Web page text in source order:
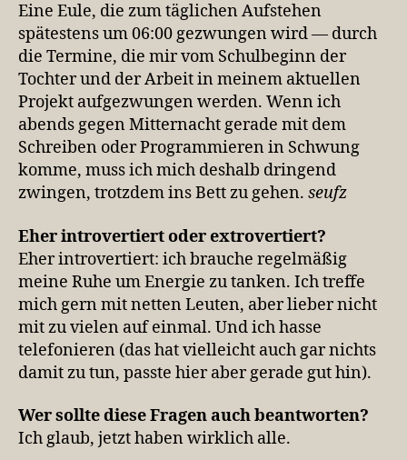
Eine Eule, die zum täglichen Aufstehen
spätestens um 06:00 gezwungen wird — durch
die Termine, die mir vom Schulbeginn der
Tochter und der Arbeit in meinem aktuellen
Projekt aufgezwungen werden. Wenn ich
abends gegen Mitternacht gerade mit dem
Schreiben oder Programmieren in Schwung
komme, muss ich mich deshalb dringend
zwingen, trotzdem ins Bett zu gehen. seufz
Eher intro­ver­tiert oder extrovertiert?
Eher introvertiert: ich brauche regelmäßig
meine Ruhe um Energie zu tanken. Ich treffe
mich gern mit netten Leuten, aber lieber nicht
mit zu vielen auf einmal. Und ich hasse
telefonieren (das hat vielleicht auch gar nichts
damit zu tun, passte hier aber gerade gut hin).
Wer sollte diese Fra­gen auch beantworten?
Ich glaub, jetzt haben wirklich alle.